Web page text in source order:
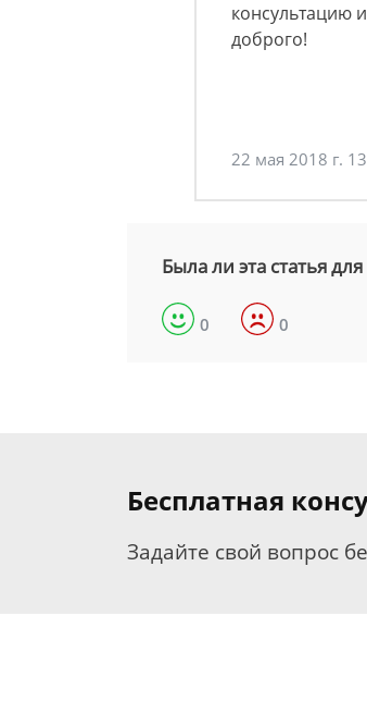
консультацию
доброго!
22 мая 2018 г.
Была ли эта статья
0 0
Бесплатная
Задайте свой вопрос